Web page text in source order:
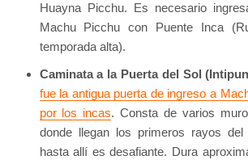
Huayna Picchu. Es necesario
Machu Picchu con Puente Inca
temporada alta).
Caminata a la Puerta del Sol
fue la antigua puerta de ingreso a
por los incas. Consta de varios
donde llegan los primeros rayos
hasta allí es desafiante. Dura